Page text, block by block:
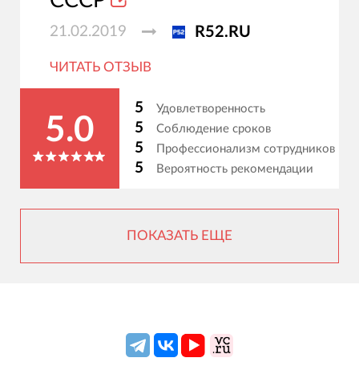
21.02.2019 R52.RU
ЧИТАТЬ ОТЗЫВ
5.0
5 Удовлетворенность
5 Соблюдение сроков
5 Профессионализм сотрудников
5 Вероятность рекомендации
ПОКАЗАТЬ ЕЩЕ